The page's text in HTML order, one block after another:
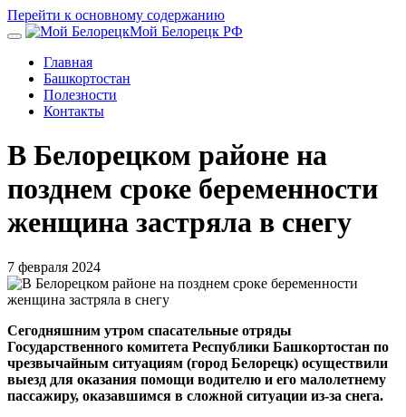
Перейти к основному содержанию
Мой Белорецк РФ
Главная
Башкортостан
Полезности
Контакты
В Белорецком районе на
позднем сроке беременности
женщина застряла в снегу
7 февраля 2024
Сегодняшним утром спасательные отряды
Государственного комитета Республики Башкортостан по
чрезвычайным ситуациям (город Белорецк) осуществили
выезд для оказания помощи водителю и его малолетнему
пассажиру, оказавшимся в сложной ситуации из-за снега.